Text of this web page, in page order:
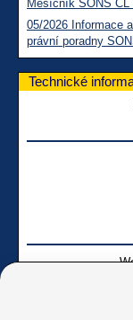
Měsíčník SONS
05/2026 Informace
právní poradny
Technické